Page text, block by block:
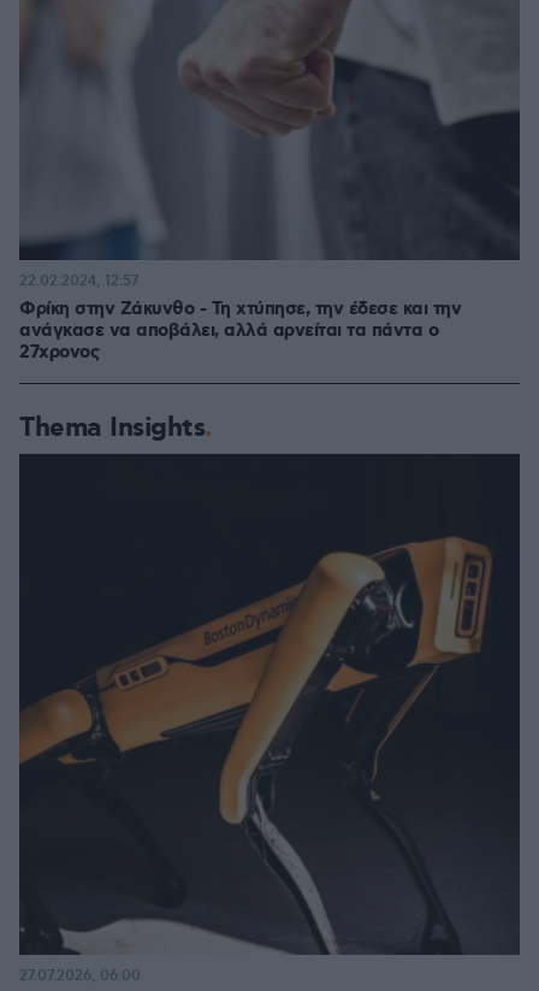
Φρίκη στην Ζάκυνθο - Τη χτύπησε, την έδεσε και την
ανάγκασε να αποβάλει, αλλά αρνείται τα πάντα ο
27χρονος
22.02.2024, 12:57
Thema Insights
27.07.2026, 06:00